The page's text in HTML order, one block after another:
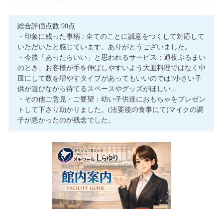
総合評価点数:90点
・印象に残った事柄 : 全てのことに誠意をつくして対応して
いただいたと感じています。ありがとうございました。
・今後「あったらいい」と思われるサービス：通夜ぶるまい
のとき、お客様が手を伸ばしやすいよう大皿料理ではなく中
皿にして数を増やすタイプがあってもいいのでは?小さい子
供が遊びながら待てるスペースやグッズがほしい...
・その他ご意見・ご要望：幼い子供達におもちゃをプレゼン
トして下さり助かりました。(法要後の食事にて)マイクの調
子が悪かったのが残念でした。